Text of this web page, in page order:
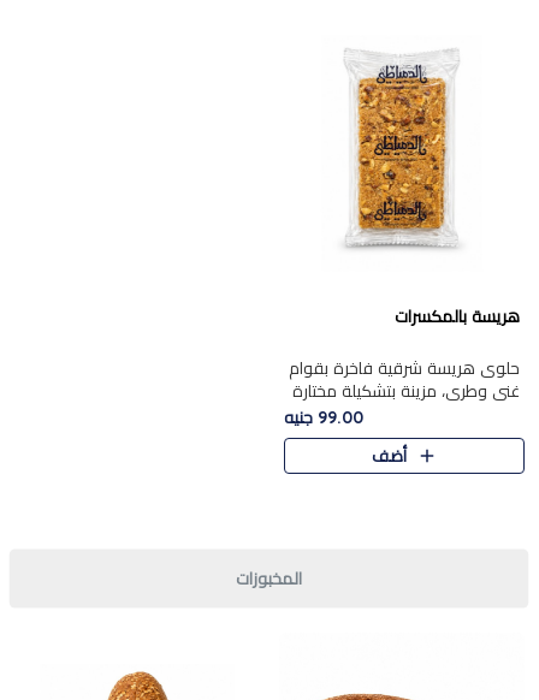
هريسة بالمكسرات
حلوى هريسة شرقية فاخرة بقوام
غني وطري، مزينة بتشكيلة مختارة
من المكسرات الفاخرة التي تضيف
قرمشة مميزة ونكهة غنية في كل
قطعة. تجمع بين المذاق..
99.00 جنيه
أضف
المخبوزات